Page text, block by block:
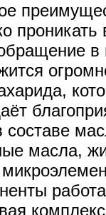
в
составе
масла,